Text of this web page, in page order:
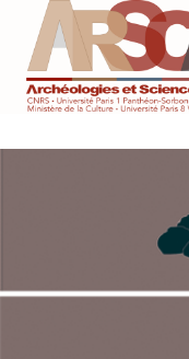
contenu